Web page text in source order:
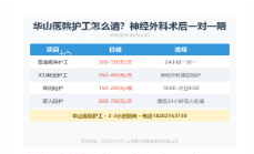
设备先进，集医疗、教学、科研、预
防和健康咨询为一体的三级甲等中医
医院，是教育部211工程建设的中医
药大学附属医院，北京市医疗保险定
点医院。2011年6月，北京中医药大
学东方医院正式接收北京二七机……
上海病人陪
护